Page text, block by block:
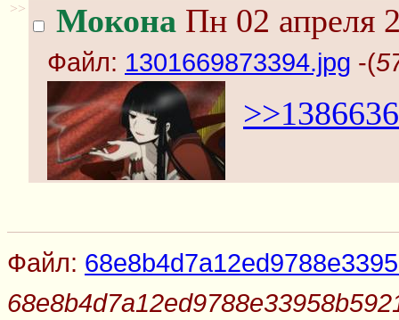
>> Мокона Пн 02 апреля
Файл: 1301669873394.jpg -(
>>1386636
Файл: